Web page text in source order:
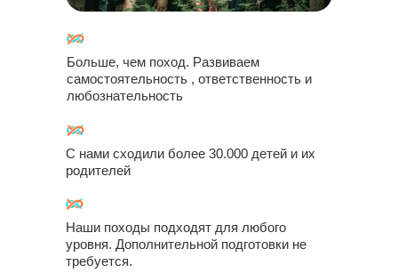
Больше, чем поход. Развиваем
самостоятельность , ответственность и
любознательность
С нами сходили более 30.000 детей и их
родителей
Наши походы подходят для любого
уровня. Дополнительной подготовки не
требуется.